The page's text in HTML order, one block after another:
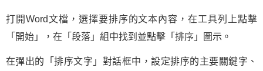
打開Word文檔，選擇要排序的文本內容，在工具列上點擊
「開始」，在「段落」組中找到並點擊「排序」圖示。
在彈出的「排序文字」對話框中，設定排序的主要關鍵字、